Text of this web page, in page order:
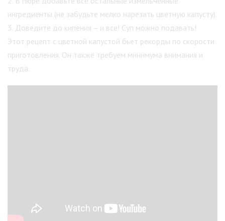
ингредиенты (не забудьте мелко нарезать цветную капусту).
3. Доведите до кипения – и все! Суп можно подавать!
Этот рецепт с цветной капустой бьет рекорды по скорости
приготовления. Он также требуем минимума внимания и
труда.